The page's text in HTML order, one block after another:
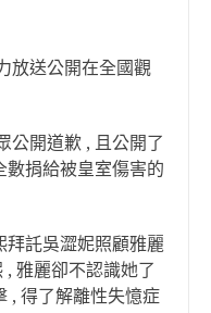
放送公開在全國觀
公開道歉 , 且公開了
數捐給被皇室傷害的
拜託吳澀妮照顧雅麗
雅麗卻不認識她了
, 得了解離性失憶症